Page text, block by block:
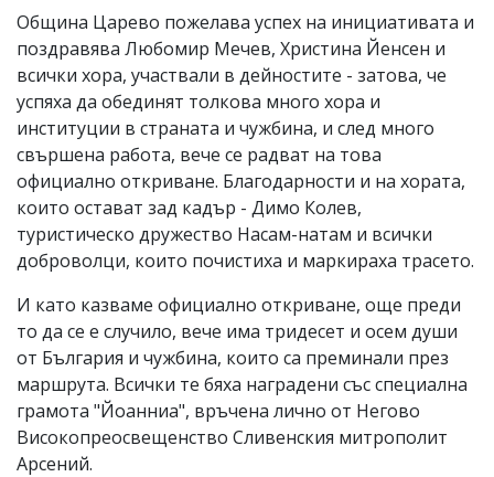
Община Царево пожелава успех на инициативата и
поздравява Любомир Мечев, Христина Йенсен и
всички хора, участвали в дейностите - затова, че
успяха да обединят толкова много хора и
институции в страната и чужбина, и след много
свършена работа, вече се радват на това
официално откриване. Благодарности и на хората,
които остават зад кадър - Димо Колев,
туристическо дружество Насам-натам и всички
доброволци, които почистиха и маркираха трасето.
И като казваме официално откриване, още преди
то да се е случило, вече има тридесет и осем души
от България и чужбина, които са преминали през
маршрута. Всички те бяха наградени със специална
грамота "Йоанниа", връчена лично от Негово
Високопреосвещенство Сливенския митрополит
Арсений.